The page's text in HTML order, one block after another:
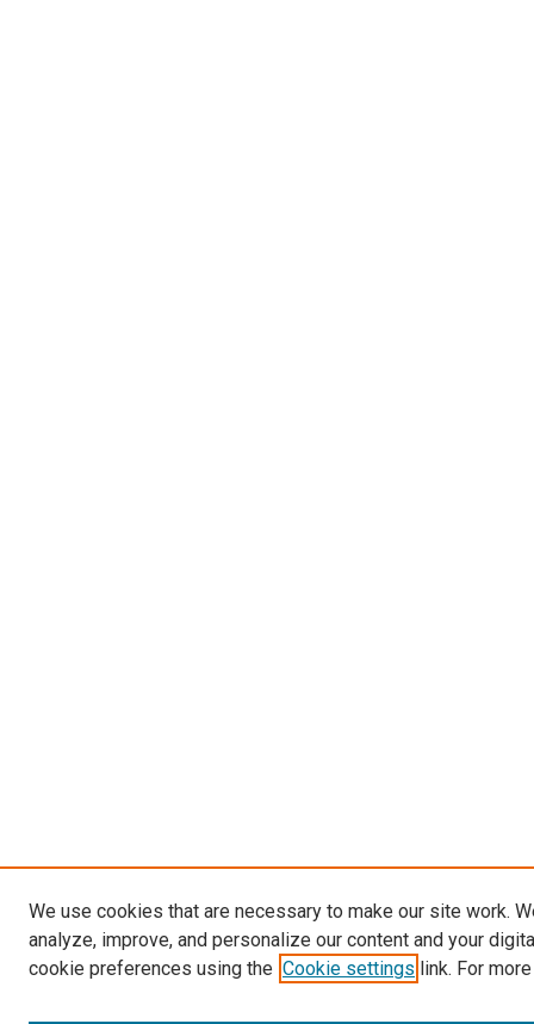
We use cookies that are necessary to make our site work.
analyze, improve, and personalize our content and your
cookie preferences using the Cookie settings link. For